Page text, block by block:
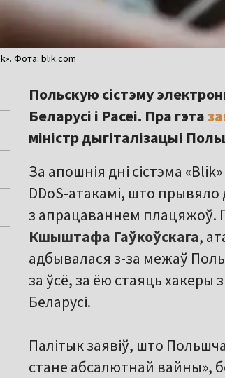
Фота: blik.com
Польскую сістэму
Беларусі і Расеі. Пра гэта
міністр дыгіталізацыі
За апошнія дні сістэма
DDoS-атакамі, што
з апрацаваннем плацяжоў.
Кшыштафа Гаўкоўскага,
адбывалася з-за межаў
за ўсё, за ёю стаяць хакеры з
Беларусі.
Палітык заявіў, што
стане абсалютнай вайны»,